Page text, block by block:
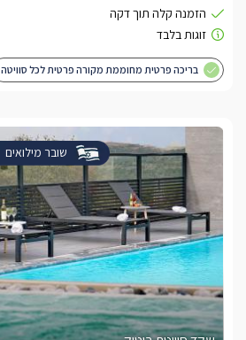
בריכה פרטית מחוממת מקורה פרטית לכל סוויטה
שובר מילואים